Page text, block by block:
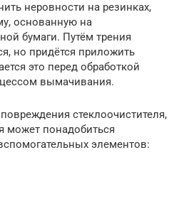
неровности на резинках,
основанную на
бумаги. Путём трения
но придётся приложить
это перед обработкой
вымачивания.
стеклоочистителя,
может понадобиться
элементов: